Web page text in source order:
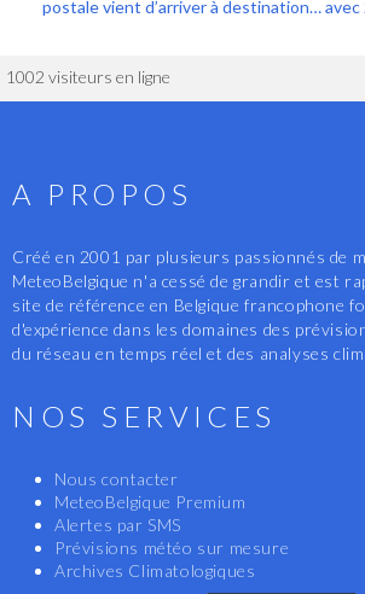
postale vient d’arriver à destination… avec
1002 visiteurs en ligne
A PROPOS
Créé en 2001 par plusieurs passionnés de
MeteoBelgique n'a cessé de grandir et est
site de référence en Belgique francophone
d'expérience dans les domaines des
du réseau en temps réel et des analyses
NOS SERVICES
Nous contacter
MeteoBelgique Premium
Alertes par SMS
Prévisions météo sur mesure
Archives Climatologiques